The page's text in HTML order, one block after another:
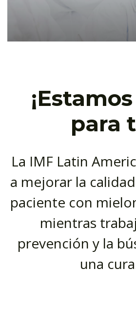
para
La IMF Latin
a mejorar la
paciente con
mientras
prevención y la
una